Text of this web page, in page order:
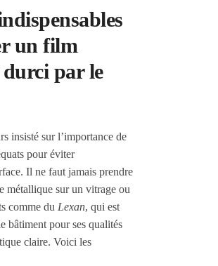
un film
par le
insisté sur l’importance de
pour éviter
Il ne faut jamais prendre
métallique sur un vitrage ou
comme du Lexan, qui est
bâtiment pour ses qualités
claire. Voici les